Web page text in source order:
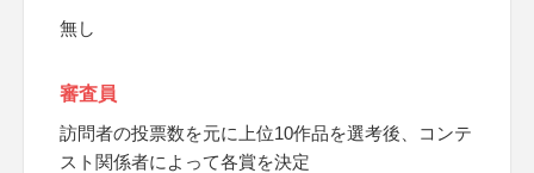
無し
審査員
訪問者の投票数を元に上位10作品を選考後、コンテ
スト関係者によって各賞を決定